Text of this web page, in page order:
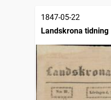
1847-05-22
Landskrona tidning